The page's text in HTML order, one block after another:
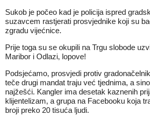
Sukob je počeo kad je policija ispred
suzavcem rastjerati prosvjednike koji su
zgradu vijećnice.
Prije toga su se okupili na Trgu slobode
Maribor i Odlazi, lopove!
Podsjećamo, prosvjedi protiv
teče drugi mandat traju već tjednima, a
najžešći. Kangler ima desetak kaznenih
klijentelizam, a grupa na Facebooku koja
broji preko 20 tisuća ljudi.